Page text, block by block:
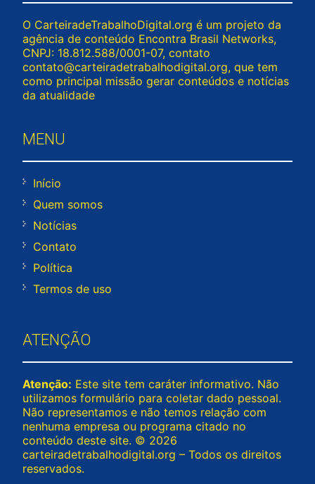
O CarteiradeTrabalhoDigital.org é um projeto da
agência de conteúdo Encontra Brasil Networks,
CNPJ: 18.812.588/0001-07, contato
contato@carteiradetrabalhodigital.org, que tem
como principal missão gerar conteúdos e notícias
da atualidade
MENU
Início
Quem somos
Notícias
Contato
Política
Termos de uso
ATENÇÃO
Atenção: Este site tem caráter informativo. Não
utilizamos formulário para coletar dado pessoal.
Não representamos e não temos relação com
nenhuma empresa ou programa citado no
conteúdo deste site. © 2026
carteiradetrabalhodigital.org – Todos os direitos
reservados.